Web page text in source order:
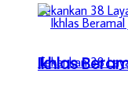
Ikhlas